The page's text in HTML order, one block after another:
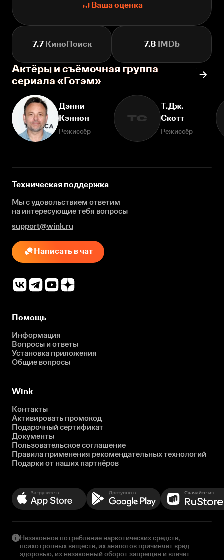
Ваша оценка
7.7КиноПоиск 7.8 IMDb
Актёры и съёмочная группа
сериала «Готэм»
Дэнни
Кэннон
Режиссёр
ТС
Т.Дж.
Скотт
Режиссёр
Техническая поддержка
Мы с удовольствием ответим
на интересующиетебя вопросы
support@wink.ru
Написать в чат
Помощь
Информация
Вопросы и ответы
Установка приложения
Общие вопросы
Wink
Контакты
Активировать промокод
Подарочный сертификат
Документы
Пользовательское соглашение
Правила применения рекомендательных технологий
Подарки от наших партнёров
Незаконное потребление наркотических средств,
психотропных веществ, их аналогов причиняет вред
здоровью, их незаконный оборот запрещен и влечет